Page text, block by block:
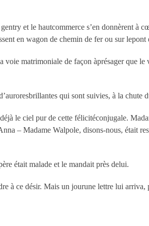
et le hautcommerce s’en donnèrent à
en wagon de chemin de fer ou sur lepont
voie matrimoniale de façon àprésager que
qui sont suivies, à la chute
le ciel pur de cette félicitéconjugale.
– Madame Walpole, disons-nous, était
était malade et le mandait près delui.
à ce désir. Mais un jourune lettre lui